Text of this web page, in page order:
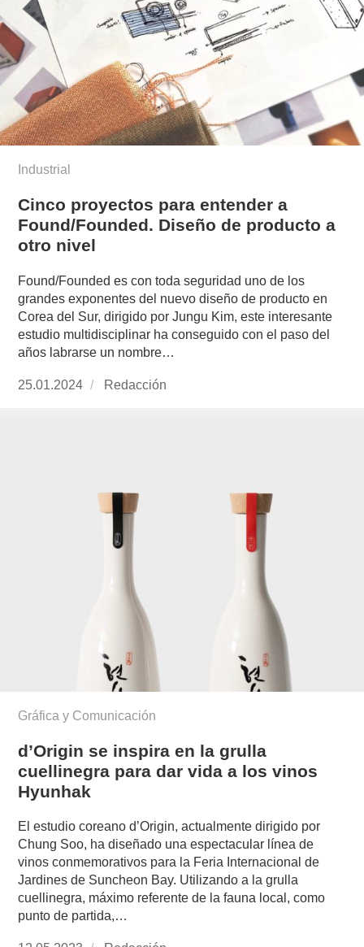
Industrial
Cinco proyectos para entender a
Found/Founded. Diseño de producto a
otro nivel
Found/Founded es con toda seguridad uno de los
grandes exponentes del nuevo diseño de producto en
Corea del Sur, dirigido por Jungu Kim, este interesante
estudio multidisciplinar ha conseguido con el paso del
años labrarse un nombre…
Publicado
25.01.2024 https://www.experimenta.es/author/redaccion/
Redacción
Gráfica y Comunicación
d’Origin se inspira en la grulla
cuellinegra para dar vida a los vinos
Hyunhak
El estudio coreano d’Origin, actualmente dirigido por
Chung Soo, ha diseñado una espectacular línea de
vinos conmemorativos para la Feria Internacional de
Jardines de Suncheon Bay. Utilizando a la grulla
cuellinegra, máximo referente de la fauna local, como
punto de partida,…